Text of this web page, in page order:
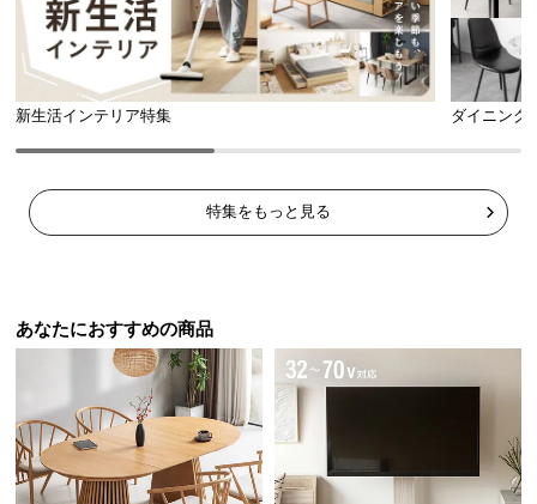
つ
い
て
返
品・
ン
に
つ
保
証
新生活インテリア特集 ダイニング
特集をもっと見る
あなたにおすすめの商品